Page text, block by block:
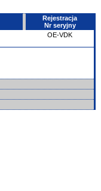
Rejestracja
Nr seryjny
OE-VDK